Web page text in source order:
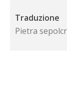
Traduzione
Pietra